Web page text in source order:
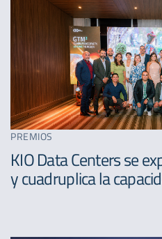
PREMIOS
KIO Data Centers se
y cuadruplica la